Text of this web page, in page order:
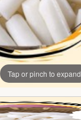
Tap or pinch to expand